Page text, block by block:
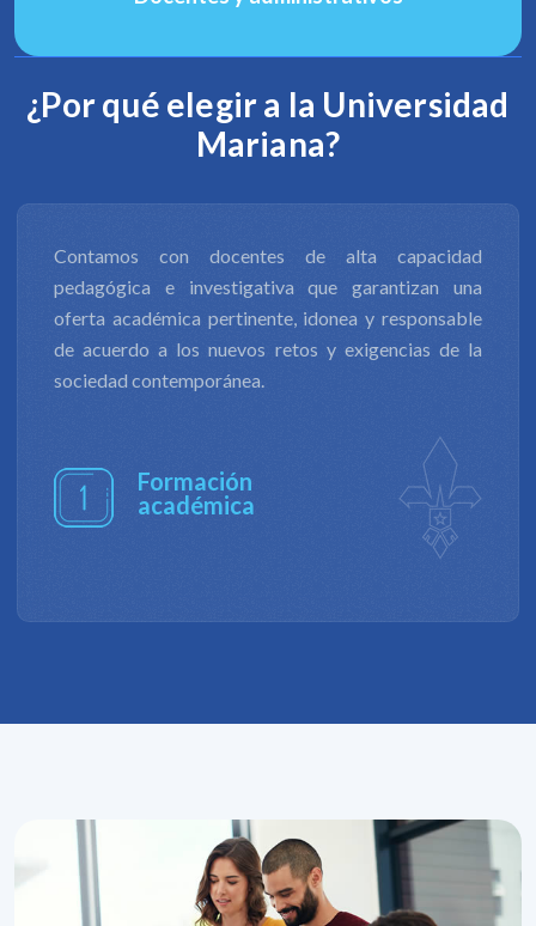
¿Por qué elegir a la Universidad
Mariana?
La productividad de nuestra investigación científica
y tecnológica, y la innovación, nos permite contribuir
al desarrollo económico, social, productivo, cultural
y ambiental de diversos entornos, además de
formular respuestas a los retos en ámbitos de
Investigación